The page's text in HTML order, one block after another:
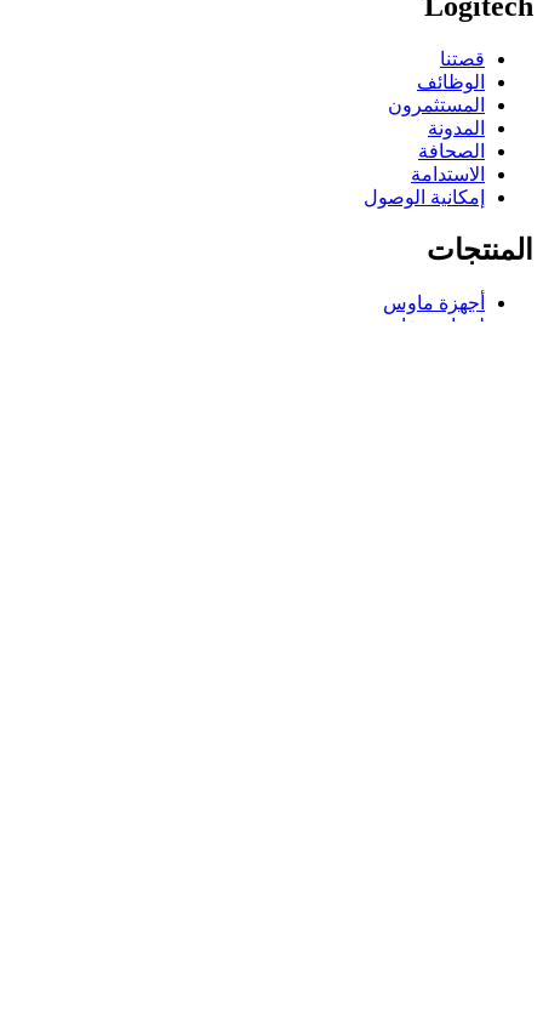
قصتنا
الوظائف
المستثمرون
المدونة
الصحافة
الاستدامة
إمكانية الوصول
المنتجات
أجهزة ماوس
لوحات مفاتيح